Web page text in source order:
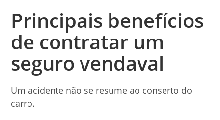
Principais benefícios
de contratar um
seguro vendaval
Um acidente não se resume ao conserto do
carro.